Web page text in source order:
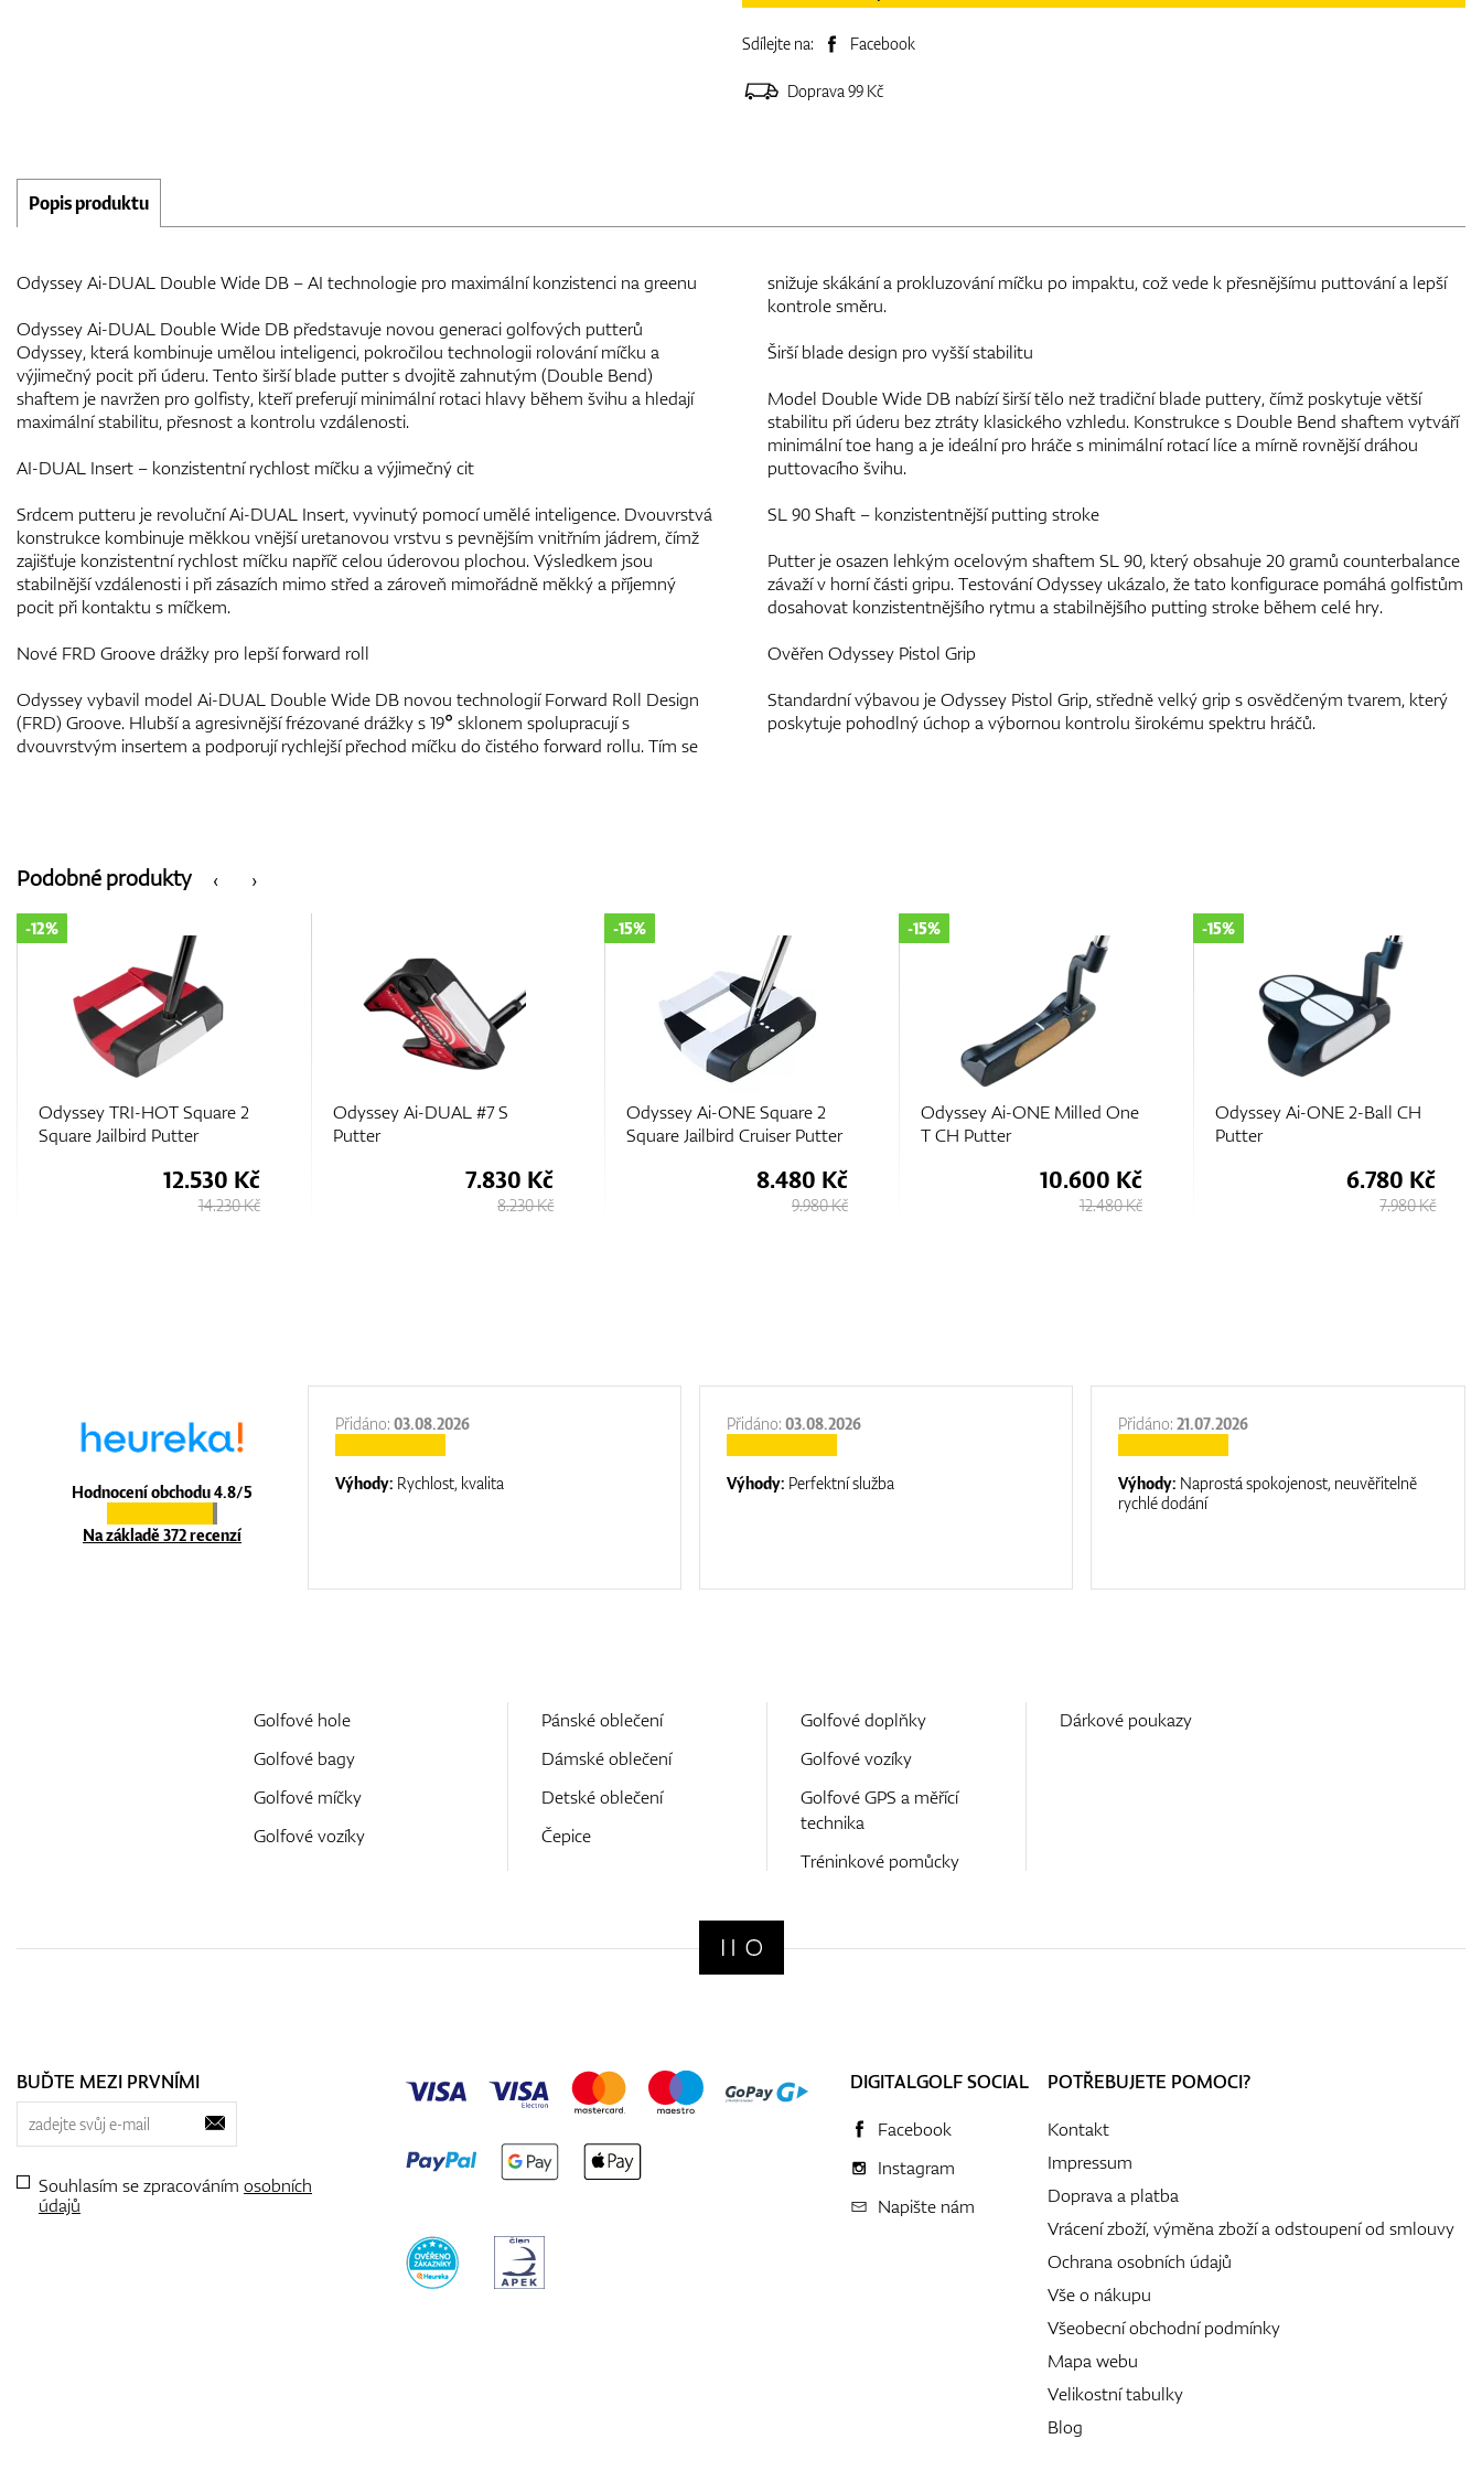
Sdílejte na: Facebook
Doprava 99 Kč
Popis produktu
Odyssey Ai-DUAL Double Wide DB – AI technologie pro maximální konzistenci na greenu
Odyssey Ai-DUAL Double Wide DB představuje novou generaci golfových putterů
Odyssey, která kombinuje umělou inteligenci, pokročilou technologii rolování míčku a
výjimečný pocit při úderu. Tento širší blade putter s dvojitě zahnutým (Double Bend)
shaftem je navržen pro golfisty, kteří preferují minimální rotaci hlavy během švihu a hledají
maximální stabilitu, přesnost a kontrolu vzdálenosti.
AI-DUAL Insert – konzistentní rychlost míčku a výjimečný cit
Srdcem putteru je revoluční Ai-DUAL Insert, vyvinutý pomocí umělé inteligence. Dvouvrstvá
konstrukce kombinuje měkkou vnější uretanovou vrstvu s pevnějším vnitřním jádrem, čímž
zajišťuje konzistentní rychlost míčku napříč celou úderovou plochou. Výsledkem jsou
stabilnější vzdálenosti i při zásazích mimo střed a zároveň mimořádně měkký a příjemný
pocit při kontaktu s míčkem.
Nové FRD Groove drážky pro lepší forward roll
Odyssey vybavil model Ai-DUAL Double Wide DB novou technologií Forward Roll Design
(FRD) Groove. Hlubší a agresivnější frézované drážky s 19° sklonem spolupracují s
dvouvrstvým insertem a podporují rychlejší přechod míčku do čistého forward rollu. Tím se
snižuje skákání a prokluzování míčku po impaktu, což vede k přesnějšímu puttování a lepší
kontrole směru.
Širší blade design pro vyšší stabilitu
Model Double Wide DB nabízí širší tělo než tradiční blade puttery, čímž poskytuje větší
stabilitu při úderu bez ztráty klasického vzhledu. Konstrukce s Double Bend shaftem vytváří
minimální toe hang a je ideální pro hráče s minimální rotací líce a mírně rovnější dráhou
puttovacího švihu.
SL 90 Shaft – konzistentnější putting stroke
Putter je osazen lehkým ocelovým shaftem SL 90, který obsahuje 20 gramů counterbalance
závaží v horní části gripu. Testování Odyssey ukázalo, že tato konfigurace pomáhá golfistům
dosahovat konzistentnějšího rytmu a stabilnějšího putting stroke během celé hry.
Ověřen Odyssey Pistol Grip
Standardní výbavou je Odyssey Pistol Grip, středně velký grip s osvědčeným tvarem, který
poskytuje pohodlný úchop a výbornou kontrolu širokému spektru hráčů.
‹
Podobné produkty ›
Odyssey Ai-DUAL #7 S
Putter
7.830 Kč
8.230 Kč
Odyssey Ai-ONE Square 2
Square Jailbird Cruiser Putter
8.480 Kč
9.980 Kč
Odyssey Ai-ONE Milled One
T CH Putter
-15%
10.600 Kč
12.480 Kč
Odyssey Ai-ONE 2-Ball CH
Putter
-15%
6.780 Kč
7.980 Kč
Odyssey Ai-ONE Cruiser Big
7 DB Putter
-15%
7.430 Kč
8.730 Kč
Hodnocení obchodu 4.8/5
Na základě 372 recenzí
Přidáno:03.08.2026
Výhody: Rychlost, kvalita
Přidáno:03.08.2026
Výhody: Perfektní služba
Přidáno:21.07.2026
Výhody: Naprostá spokojenost, neuvěřitelně
rychlé dodání
Golfové hole
Golfové bagy
Golfové míčky
Golfové vozíky
Pánské oblečení
Dámské oblečení
Detské oblečení
Čepice
Golfové doplňky
Golfové vozíky
Golfové GPS a měřící
technika
Tréninkové pomůcky
Dárkové poukazy
BUĎTE MEZI PRVNÍMI
Souhlasím se zpracováním osobních
údajů
DIGITALGOLF SOCIAL
Facebook
Instagram
Napište nám
POTŘEBUJETE POMOCI?
Kontakt
Impressum
Doprava a platba
Vrácení zboží, výměna zboží a odstoupení od smlouvy
Ochrana osobních údajů
Vše o nákupu
Všeobecní obchodní podmínky
Mapa webu
Velikostní tabulky
Blog